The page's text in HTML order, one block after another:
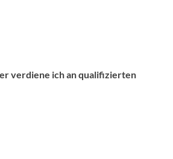
verdiene ich an qualifizierten